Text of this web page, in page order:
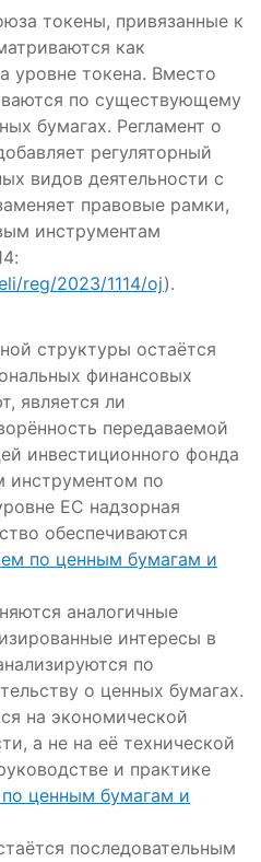
токены, привязанные к
как
уровне токена. Вместо
по существующему
бумагах. Регламент о
регуляторный
видов деятельности с
правовые рамки,
инструментам
reg/2023/1114/oj).
структуры остаётся
финансовых
является ли
передаваемой
инвестиционного фонда
инструментом по
ЕС надзорная
обеспечиваются
по ценным бумагам и
аналогичные
интересы в
по
о ценных бумагах.
на экономической
а не на её технической
и практике
ценным бумагам и
последовательным